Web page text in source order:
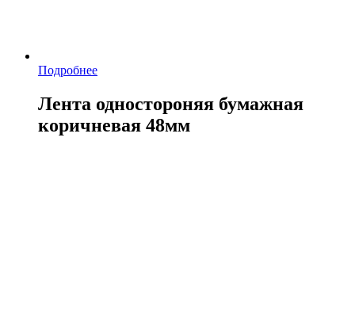
Подробнее
Лента одностороняя бумажная
коричневая 48мм